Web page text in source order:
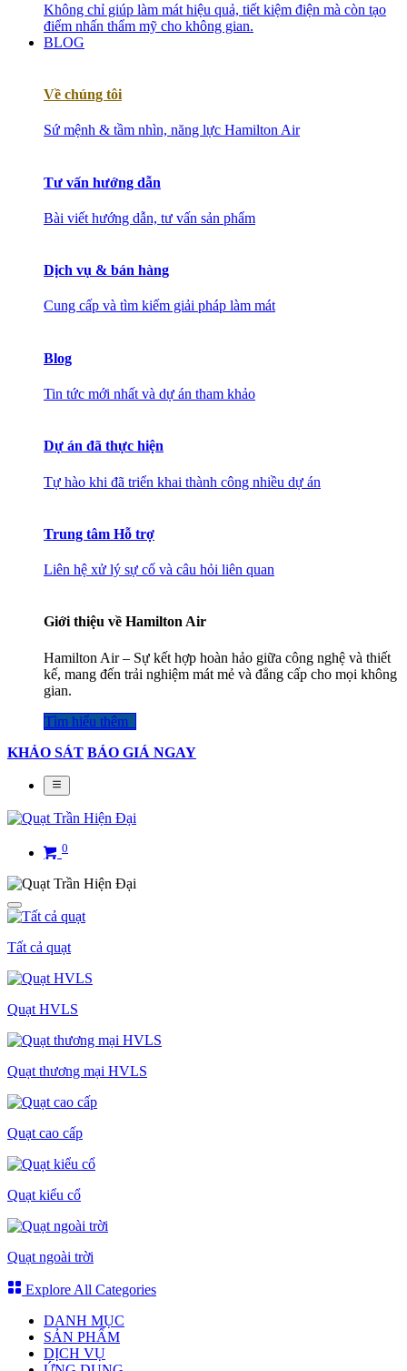
Không chỉ giúp làm mát hiệu quả, tiết kiệm điện mà còn tạo
điểm nhấn thẩm mỹ cho không gian.
BLOG
Về chúng tôi
Sứ mệnh & tầm nhìn, năng lực Hamilton Air
Tư vấn hướng dẫn
Bài viết hướng dẫn, tư vấn sản phẩm
Dịch vụ & bán hàng
Cung cấp và tìm kiếm giải pháp làm mát
Blog
Tin tức mới nhất và dự án tham khảo
Dự án đã thực hiện
Tự hào khi đã triển khai thành công nhiều dự án
Trung tâm Hỗ trợ
Liên hệ xử lý sự cố và câu hỏi liên quan
Giới thiệu về Hamilton Air
Hamilton Air – Sự kết hợp hoàn hảo giữa công nghệ và thiết
kế, mang đến trải nghiệm mát mẻ và đẳng cấp cho mọi không
gian.
Tìm hiểu thêm​​​​​​​​
KHẢO SÁT BÁO GIÁ NGAY
0
Tất cả quạt
Quạt HVLS
Quạt thương mại HVLS
Quạt cao cấp
Quạt kiểu cổ
Quạt ngoài trời
Explore All Categories
DANH MỤC
SẢN PHẨM
DỊCH VỤ